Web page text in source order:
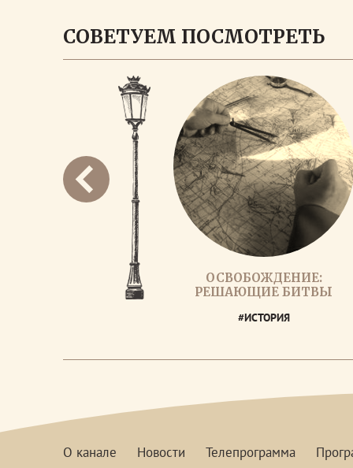
СОВЕТУЕМ ПОСМОТРЕТЬ
ОСВОБОЖДЕНИЕ:
РЕШАЮЩИЕ БИТВЫ
#ИСТОРИЯ
О канале Новости Телепрограмма